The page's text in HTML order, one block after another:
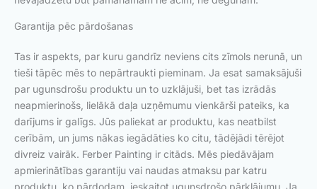
Garantija pēc pārdošanas
Tas ir aspekts, par kuru gandrīz neviens cits zīmols nerunā, un
tieši tāpēc mēs to nepārtraukti pieminam. Ja esat samaksājuši
par ugunsdrošu produktu un to uzklājuši, bet tas izrādās
neapmierinošs, lielākā daļa uzņēmumu vienkārši pateiks, ka
darījums ir galīgs. Jūs paliekat ar produktu, kas neatbilst
cerībām, un jums nākas iegādāties ko citu, tādējādi tērējot
divreiz vairāk. Ferber Painting ir citāds. Mēs piedāvājam
apmierinātības garantiju vai naudas atmaksu par katru
produktu, ko pārdodam, ieskaitot ugunsdrošo pārklājumu. Ja